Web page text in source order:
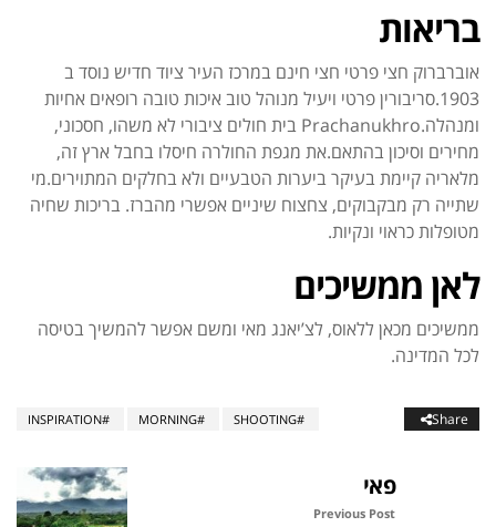
בריאות
אוברברוק חצי פרטי חצי חינם במרכז העיר ציוד חדיש נוסד ב
1903.סריבורין פרטי ויעיל מנוהל טוב איכות טובה רופאים אחיות
ומנהלה.Prachanukhro בית חולים ציבורי לא משהו, חסכוני,
מחירים וסיכון בהתאם.את מגפת החולרה חיסלו בחבל ארץ זה,
מלאריה קיימת בעיקר ביערות הטבעיים ולא בחלקים המתוירים.מי
שתייה רק מבקבוקים, צחצוח שיניים אפשרי מהברז. בריכות שחיה
מטופלות כראוי ונקיות.
לאן ממשיכים
ממשיכים מכאן ללאוס, לצ’יאנג מאי ומשם אפשר להמשיך בטיסה
לכל המדינה.
INSPIRATION MORNING SHOOTING Share
פאי
Previous Post